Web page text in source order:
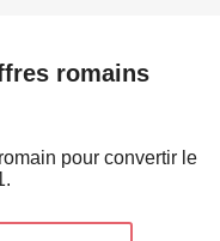
romains
pour convertir le